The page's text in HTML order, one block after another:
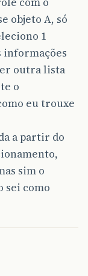
objeto A, só
1
informações
outra lista
o
eu trouxe
a partir do
sim o
sei como